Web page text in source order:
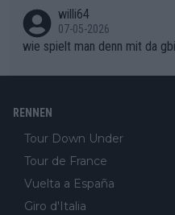
n)
willi64
07-05-2026
wie spielt man denn mit da
RENNEN
Tour Down Under
Tour de France
Vuelta a España
Giro d'Italia